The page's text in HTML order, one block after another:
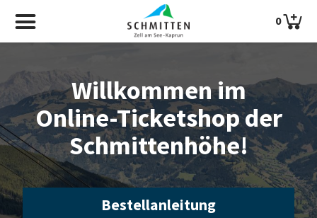
0
Willkommen im
Online-Ticketshop der
Schmittenhöhe!
Bestellanleitung